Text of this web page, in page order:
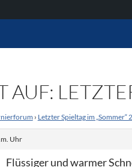
AUF:
› Letzter Spieltag im „Sommer“
Uhr
Flüssiger und warmer